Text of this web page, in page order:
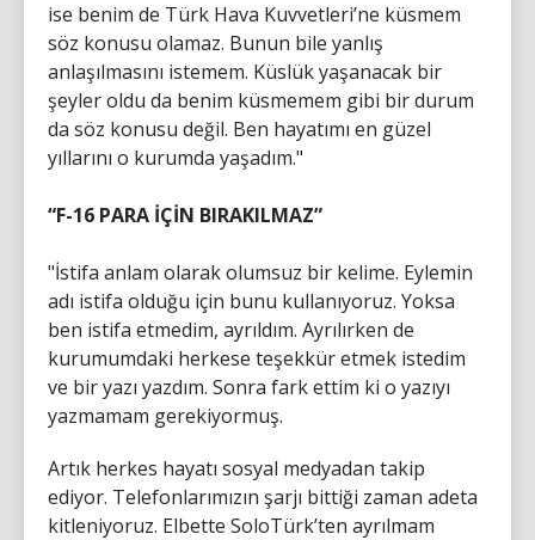
ise benim de Türk Hava Kuvvetleri’ne küsmem
söz konusu olamaz. Bunun bile yanlış
anlaşılmasını istemem. Küslük yaşanacak bir
şeyler oldu da benim küsmemem gibi bir durum
da söz konusu değil. Ben hayatımı en güzel
yıllarını o kurumda yaşadım."
“F-16 PARA İÇİN BIRAKILMAZ”
"İstifa anlam olarak olumsuz bir kelime. Eylemin
adı istifa olduğu için bunu kullanıyoruz. Yoksa
ben istifa etmedim, ayrıldım. Ayrılırken de
kurumumdaki herkese teşekkür etmek istedim
ve bir yazı yazdım. Sonra fark ettim ki o yazıyı
yazmamam gerekiyormuş.
Artık herkes hayatı sosyal medyadan takip
ediyor. Telefonlarımızın şarjı bittiği zaman adeta
kitleniyoruz. Elbette SoloTürk’ten ayrılmam